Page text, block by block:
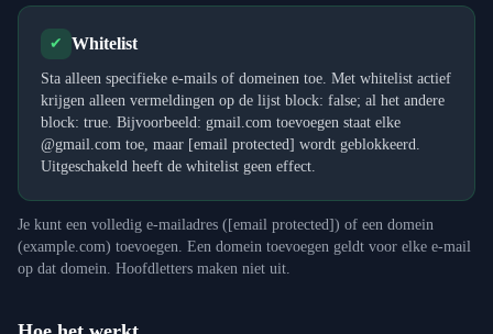
✔ Whitelist
Sta alleen specifieke e-mails of domeinen toe. Met whitelist actief
krijgen alleen vermeldingen op de lijst block: false; al het andere
block: true. Bijvoorbeeld: gmail.com toevoegen staat elke
@gmail.com toe, maar [email protected] wordt geblokkeerd.
Uitgeschakeld heeft de whitelist geen effect.
Je kunt een volledig e-mailadres ( [email protected]) of een domein
(example.com) toevoegen. Een domein toevoegen geldt voor elke e-mail
op dat domein. Hoofdletters maken niet uit.